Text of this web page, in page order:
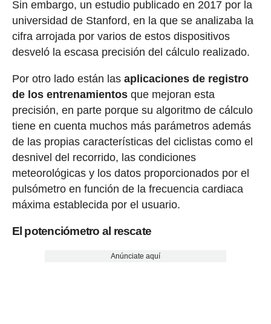
Sin embargo, un estudio publicado en 2017 por la
universidad de Stanford, en la que se analizaba la
cifra arrojada por varios de estos dispositivos
desveló la escasa precisión del cálculo realizado.
Por otro lado están las aplicaciones de registro
de los entrenamientosque mejoran esta
precisión, en parte porque su algoritmo de cálculo
tiene en cuenta muchos más parámetros además
de las propias características del ciclistas como el
desnivel del recorrido, las condiciones
meteorológicas y los datos proporcionados por el
pulsómetro en función de la frecuencia cardiaca
máxima establecida por el usuario.
El potenciómetro al rescate
Anúnciate aquí